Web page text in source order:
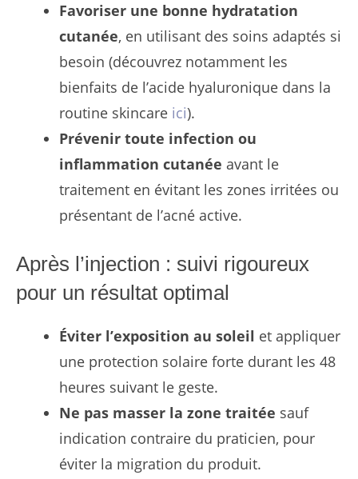
Favoriser une bonne hydratation
cutanée, en utilisant des soins adaptés si
besoin (découvrez notamment les
bienfaits de l’acide hyaluronique dans la
routine skincare ici).
Prévenir toute infection ou
inflammation cutanée avant le
traitement en évitant les zones irritées ou
présentant de l’acné active.
Après l’injection : suivi rigoureux
pour un résultat optimal
Éviter l’exposition au soleil et appliquer
une protection solaire forte durant les 48
heures suivant le geste.
Ne pas masser la zone traitée sauf
indication contraire du praticien, pour
éviter la migration du produit.